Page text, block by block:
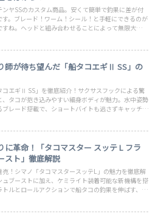
ンヤSSのカスタム商品。安くて簡単で釣果に差が付
す。ブレード！ワーム！シール！と手軽にできるのが
ね。ヘッドと組み合わせることによって無限大のカ
師が待ち望んだ「船タコエギⅡ SS」の
コエギⅡ SS」を徹底紹介！サクサスフックによる驚
、タコが抱き込みやすい細身ボディが魅力。水中姿勢
ブレード搭載で、ショートバイトも逃さずキャッチ。
に革命！「タコマスター スッテ L フラ
スト」徹底解説
！シマノ「タコマスタースッテL」の魅力を徹底解
ュブーストに加え、ケミライト装着可能な新機構を搭
トルとロールアクションで船タコの釣果を伸ばす、カ